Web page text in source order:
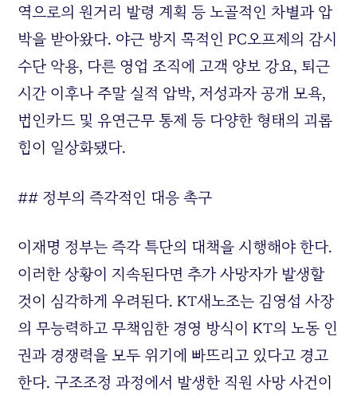
역으로의 원거리 발령 계획 등 노골적인 차별과 압
박을 받아왔다. 야근 방지 목적인 PC오프제의 감시
수단 악용, 다른 영업 조직에 고객 양보 강요, 퇴근
시간 이후나 주말 실적 압박, 저성과자 공개 모욕,
법인카드 및 유연근무 통제 등 다양한 형태의 괴롭
힘이 일상화됐다.
## 정부의 즉각적인 대응 촉구
이재명 정부는 즉각 특단의 대책을 시행해야 한다.
이러한 상황이 지속된다면 추가 사망자가 발생할
것이 심각하게 우려된다. KT새노조는 김영섭 사장
의 무능력하고 무책임한 경영 방식이 KT의 노동 인
권과 경쟁력을 모두 위기에 빠뜨리고 있다고 경고
한다. 구조조정 과정에서 발생한 직원 사망 사건이